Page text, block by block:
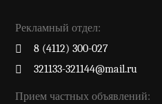
Рекламный отдел:
8 (4112) 300-027
321133-321144@mail.ru
Прием частных объявлений: